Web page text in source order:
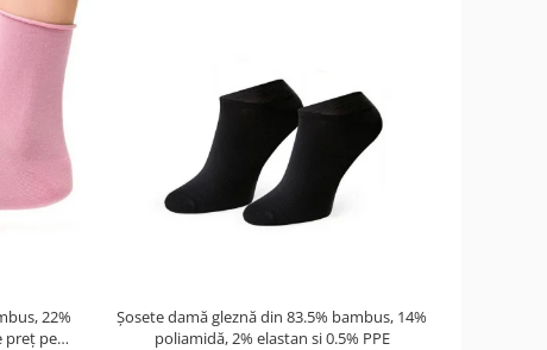
22%
preț pe
Șosete damă gleznă din 83.5% bambus, 14%
poliamidă, 2% elastan si 0.5% PPE